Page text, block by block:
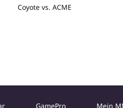
Coyote vs. ACME
GamePro Mein